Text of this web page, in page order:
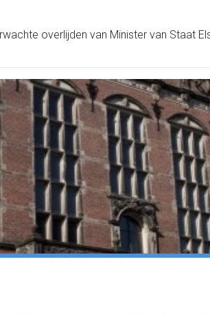
overlijden van Minister van Staat